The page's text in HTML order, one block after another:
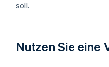
soll.
Nutzen Sie eine